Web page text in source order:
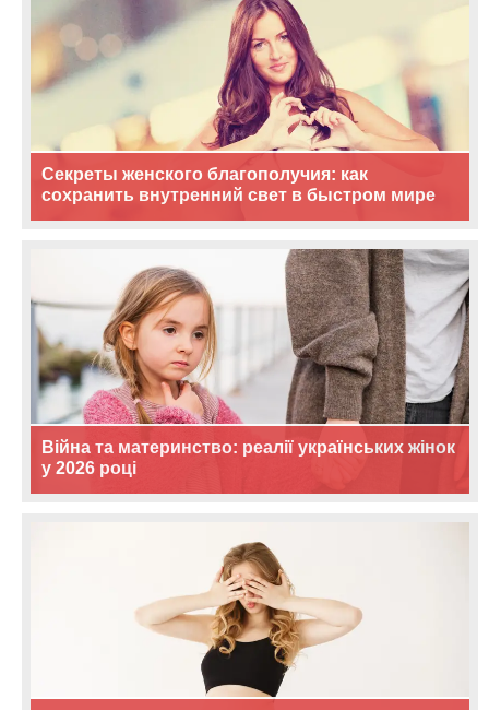
Секреты женского благополучия: как
сохранить внутренний свет в быстром мире
Війна та материнство: реалії українських жінок
у 2026 році